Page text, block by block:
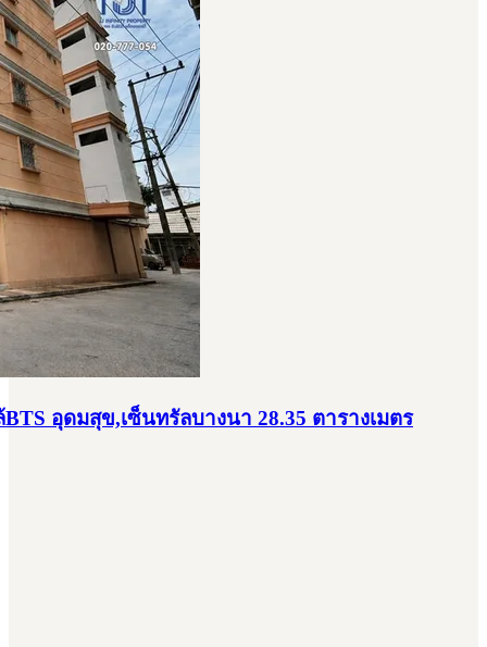
อุดมสุข,เซ็นทรัลบางนา 28.35 ตารางเมตร